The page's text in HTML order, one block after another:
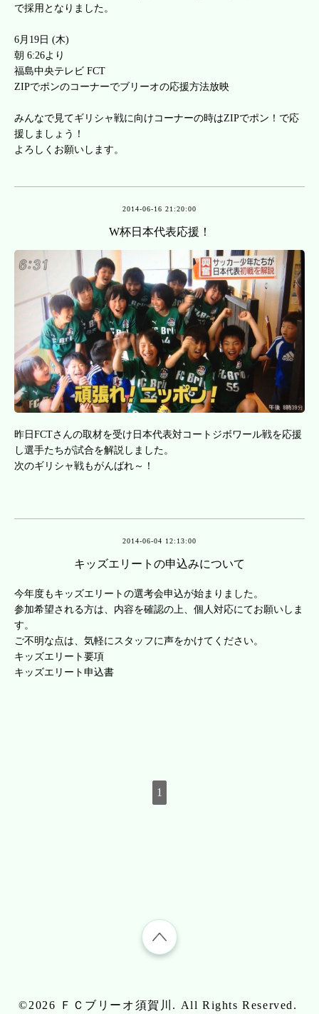
で採用となりました。
6月19日 (木)
朝 6:26より
福島中央テレビ FCT
ZIPでポンのコーナーでブリーオの応援方法放映
みんなで見てギリシャ戦に向けコーナーの時はZIPでポン！で応
援しましょう！
よろしくお願いします。
2014-06-16 21:20:00
W杯日本代表応援！
昨日FCTさんの取材を受け日本代表対コートジボワール戦を応援
し選手たちが試合を解説しました。
次のギリシャ戦もがんばれ～！
2014-06-04 12:13:00
キッズエリートの申込みについて
今年度もキッズエリートの選考会申込が始まりました。
参加希望される方は、内容を確認の上、個人対応にてお願いしま
す。
ご不明な点は、気軽にスタッフに声をかけてください。
キッズエリート要項
キッズエリート申込書
1
©2026 ＦＣブリーオ須賀川 . All Rights Reserved.